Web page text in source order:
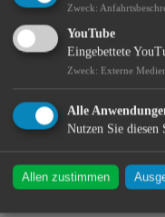
Zweck:
YouTube
Eingebettete
Zweck: Externe
Alle
Nutzen Sie
Allen zustimmen